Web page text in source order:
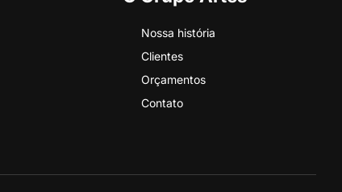
Nossa história
Clientes
Orçamentos
Contato